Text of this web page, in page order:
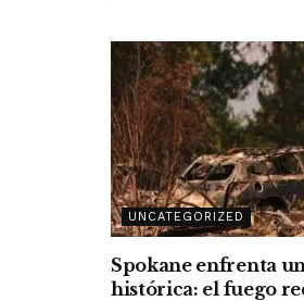
UNCATEGORIZED
Spokane enfrenta
histórica: el fuego